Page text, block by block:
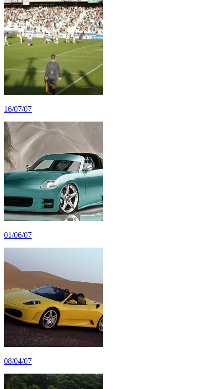
16/07/07
01/06/07
08/04/07